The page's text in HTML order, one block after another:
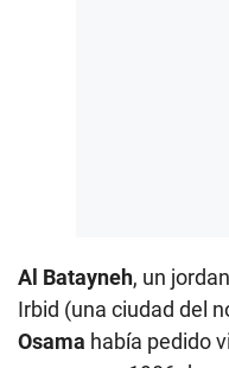
Al Batayneh, un
Irbid (una ciudad del
Osama había pedido